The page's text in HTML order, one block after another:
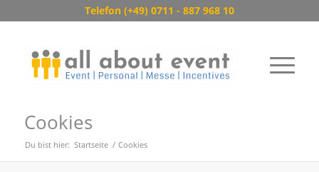
Telefon (+49) 0711 - 887 968 10
Cookies
Du bist hier: Startseite / Cookies